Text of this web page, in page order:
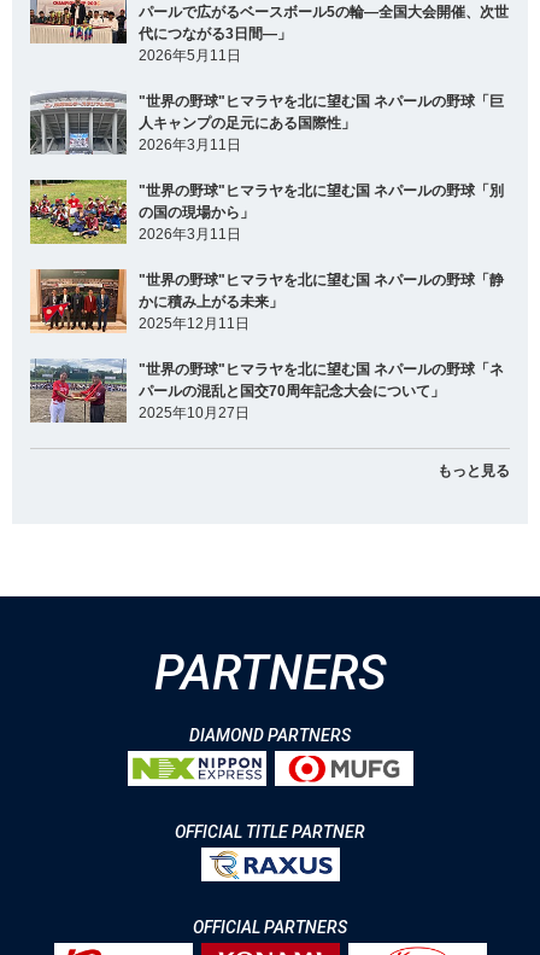
パールで広がるベースボール5の輪―全国大会開催、次世
代につながる3日間―」
2026年5月11日
"世界の野球"ヒマラヤを北に望む国 ネパールの野球「巨
人キャンプの足元にある国際性」
2026年3月11日
"世界の野球"ヒマラヤを北に望む国 ネパールの野球「別
の国の現場から」
2026年3月11日
"世界の野球"ヒマラヤを北に望む国 ネパールの野球「静
かに積み上がる未来」
2025年12月11日
"世界の野球"ヒマラヤを北に望む国 ネパールの野球「ネ
パールの混乱と国交70周年記念大会について」
2025年10月27日
もっと見る
PARTNERS
DIAMOND PARTNERS
OFFICIAL TITLE PARTNER
OFFICIAL PARTNERS